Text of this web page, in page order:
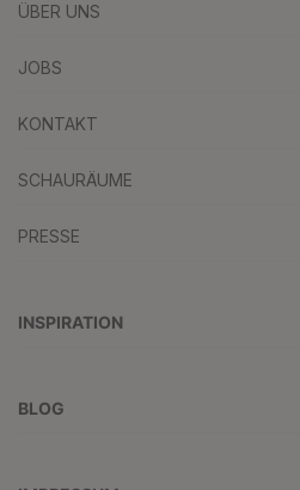
ÜBER UNS
JOBS
KONTAKT
SCHAURÄUME
PRESSE
INSPIRATION
BLOG